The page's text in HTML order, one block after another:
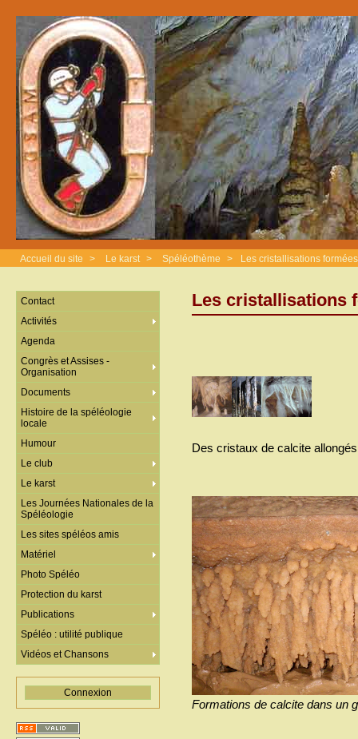
Accueil du site > Le karst > Spéléothème > Les cristallisations
Les cristallisations
Des cristaux de calcite
Formations de calcite dans un
Contact
Activités
Agenda
Congrès et Assises -
Organisation
Documents
Histoire de la spéléologie
locale
Humour
Le club
Le karst
Les Journées Nationales de la
Spéléologie
Les sites spéléos amis
Matériel
Photo Spéléo
Protection du karst
Publications
Spéléo : utilité publique
Vidéos et Chansons
Connexion